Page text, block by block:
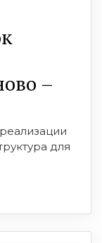
–
для